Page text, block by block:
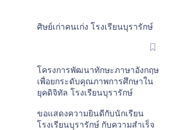
ศิษย์เก่าคนเก่ง โรงเรียนบุรารักษ์
โครงการพัฒนาทักษะภาษาอังกฤษ
เพื่อยกระดับคุณภาพการศึกษาใน
ยุคดิจิทัล โรงเรียนบุรารักษ์
ขอแสดงความยินดีกับนักเรียน
โรงเรียนบุรารักษ์ กับความสำเร็จ